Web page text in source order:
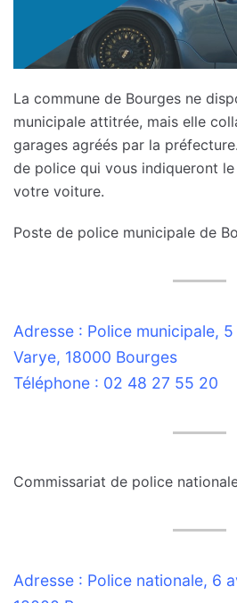
La commune de Bourges ne
municipale attitrée, mais elle
garages agréés par la
de police qui vous indiqueront
votre voiture.
Poste de police municipale de
Adresse : Police municipale,
Varye, 18000 Bourges
Téléphone : 02 48 27 55 20
Commissariat de police
Adresse : Police nationale, 6